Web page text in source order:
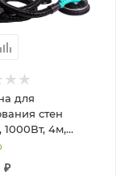
для
стен
1000Вт, 4м,
₽